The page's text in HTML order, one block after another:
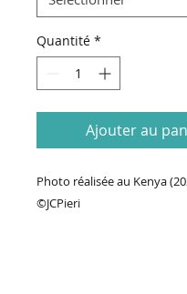
Quantité *
Ajouter au
Photo réalisée au Kenya
©JCPieri